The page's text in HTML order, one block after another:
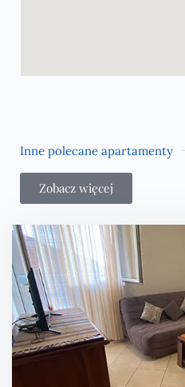
Inne polecane apartamenty
Zobacz więcej